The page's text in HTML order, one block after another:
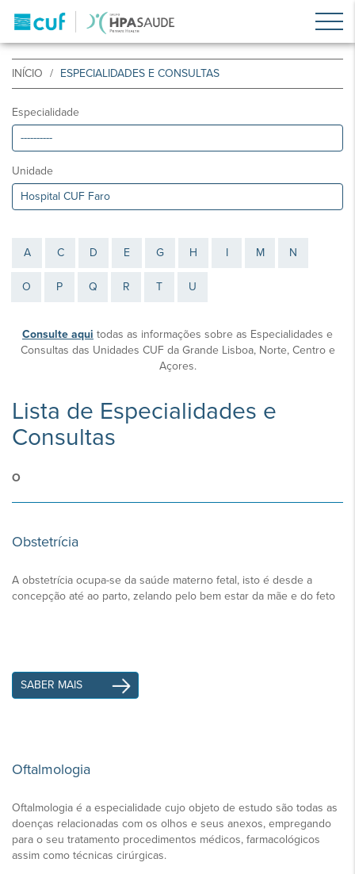
INÍCIO ESPECIALIDADES E CONSULTAS
Especialidade
Unidade
A C D E G H I M N
O P Q R T U
Consulte aqui todas as informações sobre as Especialidades e
Consultas das Unidades CUF da Grande Lisboa, Norte, Centro e
Açores.
Lista de Especialidades e
Consultas
O
Obstetrícia
A obstetrícia ocupa-se da saúde materno fetal, isto é desde a
concepção até ao parto, zelando pelo bem estar da mãe e do feto
SABER MAIS
Oftalmologia
Oftalmologia é a especialidade cujo objeto de estudo são todas as
doenças relacionadas com os olhos e seus anexos, empregando
para o seu tratamento procedimentos médicos, farmacológicos
assim como técnicas cirúrgicas.